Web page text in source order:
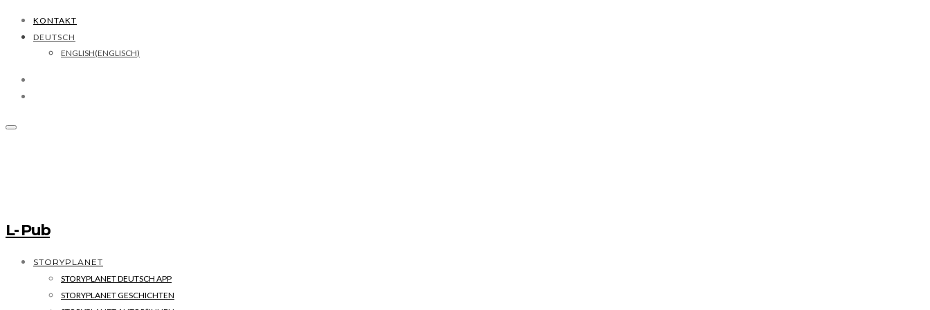
KONTAKT
DEUTSCH
ENGLISH(ENGLISCH)
L- Pub
STORYPLANET
STORYPLANET DEUTSCH APP
STORYPLANET GESCHICHTEN